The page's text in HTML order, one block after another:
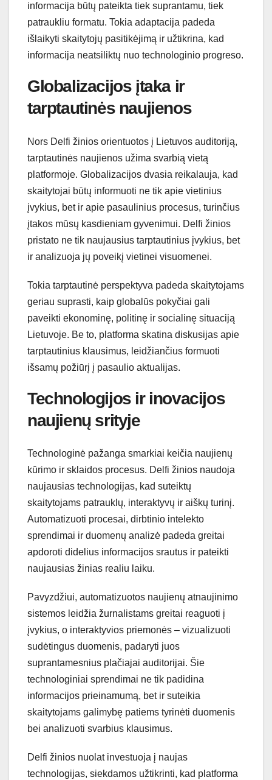
informacija būtų pateikta tiek suprantamu, tiek
patraukliu formatu. Tokia adaptacija padeda
išlaikyti skaitytojų pasitikėjimą ir užtikrina, kad
informacija neatsiliktų nuo technologinio progreso.
Globalizacijos įtaka ir
tarptautinės naujienos
Nors Delfi žinios orientuotos į Lietuvos auditoriją,
tarptautinės naujienos užima svarbią vietą
platformoje. Globalizacijos dvasia reikalauja, kad
skaitytojai būtų informuoti ne tik apie vietinius
įvykius, bet ir apie pasaulinius procesus, turinčius
įtakos mūsų kasdieniam gyvenimui. Delfi žinios
pristato ne tik naujausius tarptautinius įvykius, bet
ir analizuoja jų poveikį vietinei visuomenei.
Tokia tarptautinė perspektyva padeda skaitytojams
geriau suprasti, kaip globalūs pokyčiai gali
paveikti ekonominę, politinę ir socialinę situaciją
Lietuvoje. Be to, platforma skatina diskusijas apie
tarptautinius klausimus, leidžiančius formuoti
išsamų požiūrį į pasaulio aktualijas.
Technologijos ir inovacijos
naujienų srityje
Technologinė pažanga smarkiai keičia naujienų
kūrimo ir sklaidos procesus. Delfi žinios naudoja
naujausias technologijas, kad suteiktų
skaitytojams patrauklų, interaktyvų ir aiškų turinį.
Automatizuoti procesai, dirbtinio intelekto
sprendimai ir duomenų analizė padeda greitai
apdoroti didelius informacijos srautus ir pateikti
naujausias žinias realiu laiku.
Pavyzdžiui, automatizuotos naujienų atnaujinimo
sistemos leidžia žurnalistams greitai reaguoti į
įvykius, o interaktyvios priemonės – vizualizuoti
sudėtingus duomenis, padaryti juos
suprantamesnius plačiajai auditorijai. Šie
technologiniai sprendimai ne tik padidina
informacijos prieinamumą, bet ir suteikia
skaitytojams galimybę patiems tyrinėti duomenis
bei analizuoti svarbius klausimus.
Delfi žinios nuolat investuoja į naujas
technologijas, siekdamos užtikrinti, kad platforma